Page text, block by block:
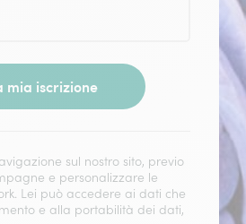
mia iscrizione
sul nostro sito, previo
e personalizzare le
Lei può accedere ai dati che
e alla portabilità dei dati,